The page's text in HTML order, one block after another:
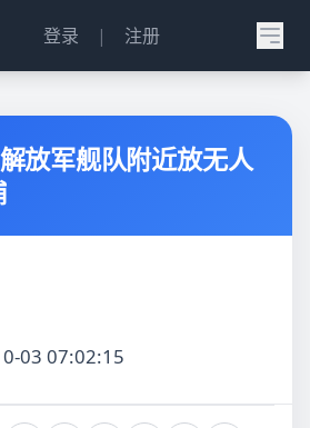
登录 | 注册
放军舰队附近放无人
03 07:02:15